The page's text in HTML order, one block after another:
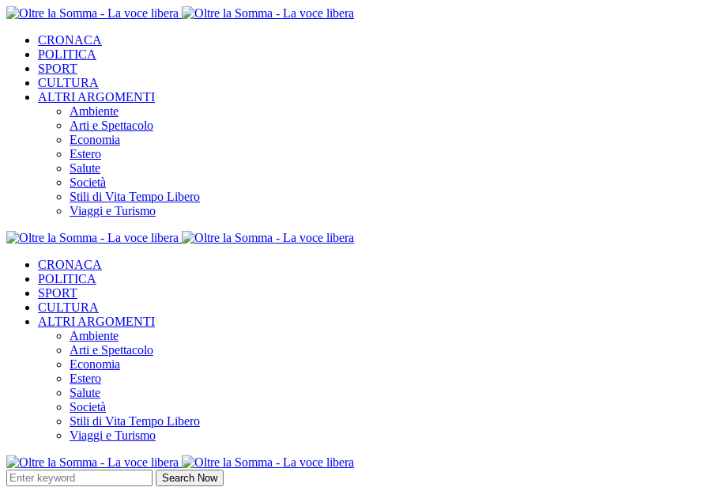
CRONACA
POLITICA
SPORT
CULTURA
ALTRI ARGOMENTI
Ambiente
Arti e Spettacolo
Economia
Estero
Salute
Società
Stili di Vita Tempo Libero
Viaggi e Turismo
CRONACA
POLITICA
SPORT
CULTURA
ALTRI ARGOMENTI
Ambiente
Arti e Spettacolo
Economia
Estero
Salute
Società
Stili di Vita Tempo Libero
Viaggi e Turismo
Search Now